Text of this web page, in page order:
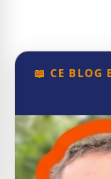
📖 CE BLOG